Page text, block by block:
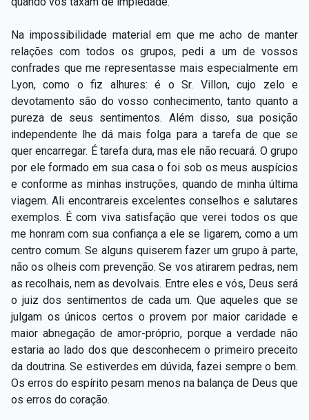
Na impossibilidade material em que me acho de manter
relações com todos os grupos, pedi a um de vossos
confrades que me representasse mais especialmente em
Lyon, como o fiz alhures: é o Sr. Villon, cujo zelo e
devotamento são do vosso conhecimento, tanto quanto a
pureza de seus sentimentos. Além disso, sua posição
independente lhe dá mais folga para a tarefa de que se
quer encarregar. É tarefa dura, mas ele não recuará. O grupo
por ele formado em sua casa o foi sob os meus auspícios
e conforme as minhas instruções, quando de minha última
viagem. Ali encontrareis excelentes conselhos e salutares
exemplos. É com viva satisfação que verei todos os que
me honram com sua confiança a ele se ligarem, como a um
centro comum. Se alguns quiserem fazer um grupo à parte,
não os olheis com prevenção. Se vos atirarem pedras, nem
as recolhais, nem as devolvais. Entre eles e vós, Deus será
o juiz dos sentimentos de cada um. Que aqueles que se
julgam os únicos certos o provem por maior caridade e
maior abnegação de amor-próprio, porque a verdade não
estaria ao lado dos que desconhecem o primeiro preceito
da doutrina. Se estiverdes em dúvida, fazei sempre o bem.
Os erros do espírito pesam menos na balança de Deus que
os erros do coração.